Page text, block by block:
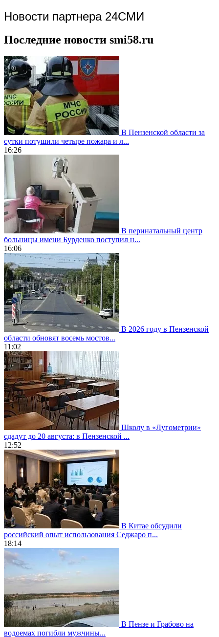
Новости партнера 24СМИ
Последние новости smi58.ru
В Пензенской области за
сутки потушили четыре пожара и л...
16:26
В перинатальный центр
больницы имени Бурденко поступил н...
16:06
В 2026 году в Пензенской
области обновят восемь мостов...
11:02
Школу в «Лугометрии»
сдадут до 20 августа: в Пензенской ...
12:52
В Китае обсудили
российский опыт использования Седжаро п...
18:14
В Пензе и Грабово на
водоемах погибли мужчины...